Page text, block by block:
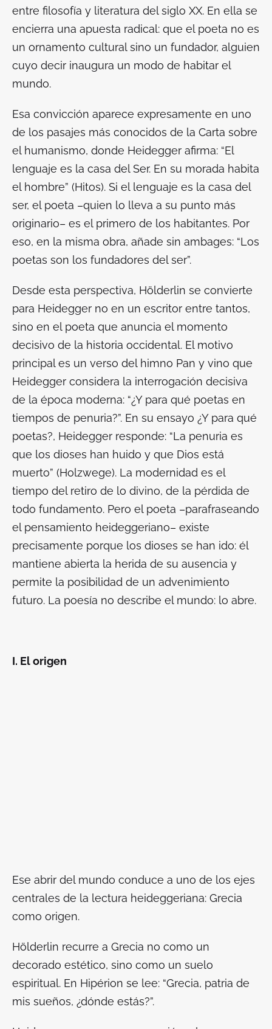
entre filosofía y literatura del siglo XX. En ella se
encierra una apuesta radical: que el poeta no es
un ornamento cultural sino un fundador, alguien
cuyo decir inaugura un modo de habitar el
mundo.
Esa convicción aparece expresamente en uno
de los pasajes más conocidos de la Carta sobre
el humanismo, donde Heidegger afirma: “El
lenguaje es la casa del Ser. En su morada habita
el hombre” (Hitos). Si el lenguaje es la casa del
ser, el poeta –quien lo lleva a su punto más
originario– es el primero de los habitantes. Por
eso, en la misma obra, añade sin ambages: “Los
poetas son los fundadores del ser”.
Desde esta perspectiva, Hölderlin se convierte
para Heidegger no en un escritor entre tantos,
sino en el poeta que anuncia el momento
decisivo de la historia occidental. El motivo
principal es un verso del himno Pan y vino que
Heidegger considera la interrogación decisiva
de la época moderna: “¿Y para qué poetas en
tiempos de penuria?”. En su ensayo ¿Y para qué
poetas?, Heidegger responde: “La penuria es
que los dioses han huido y que Dios está
muerto” (Holzwege). La modernidad es el
tiempo del retiro de lo divino, de la pérdida de
todo fundamento. Pero el poeta –parafraseando
el pensamiento heideggeriano– existe
precisamente porque los dioses se han ido: él
mantiene abierta la herida de su ausencia y
permite la posibilidad de un advenimiento
futuro. La poesía no describe el mundo: lo abre.
I. El origen
Ese abrir del mundo conduce a uno de los ejes
centrales de la lectura heideggeriana: Grecia
como origen.
Hölderlin recurre a Grecia no como un
decorado estético, sino como un suelo
espiritual. En Hipérion se lee: “Grecia, patria de
mis sueños, ¿dónde estás?”.